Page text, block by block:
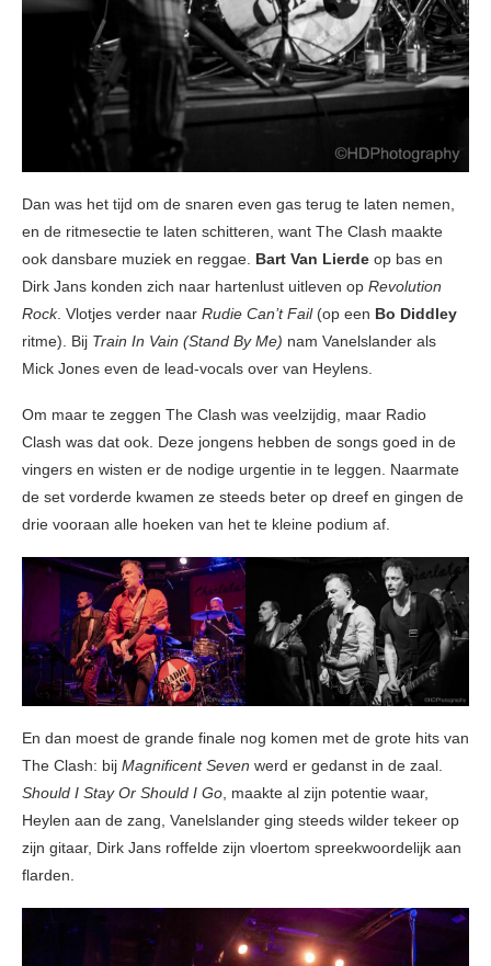
Dan was het tijd om de snaren even gas terug te laten nemen,
en de ritmesectie te laten schitteren, want The Clash maakte
ook dansbare muziek en reggae. Bart Van Lierde op bas en
Dirk Jans konden zich naar hartenlust uitleven op Revolution
Rock. Vlotjes verder naar Rudie Can’t Fail(op een Bo Diddley
ritme). Bij Train In Vain (Stand By Me) nam Vanelslander als
Mick Jones even de lead-vocals over van Heylens.
Om maar te zeggen The Clash was veelzijdig, maar Radio
Clash was dat ook. Deze jongens hebben de songs goed in de
vingers en wisten er de nodige urgentie in te leggen. Naarmate
de set vorderde kwamen ze steeds beter op dreef en gingen de
drie vooraan alle hoeken van het te kleine podium af.
En dan moest de grande finale nog komen met de grote hits van
The Clash: bij Magnificent Seven werd er gedanst in de zaal.
Should I Stay Or Should I Go , maakte al zijn potentie waar,
Heylen aan de zang, Vanelslander ging steeds wilder tekeer op
zijn gitaar, Dirk Jans roffelde zijn vloertom spreekwoordelijk aan
flarden.